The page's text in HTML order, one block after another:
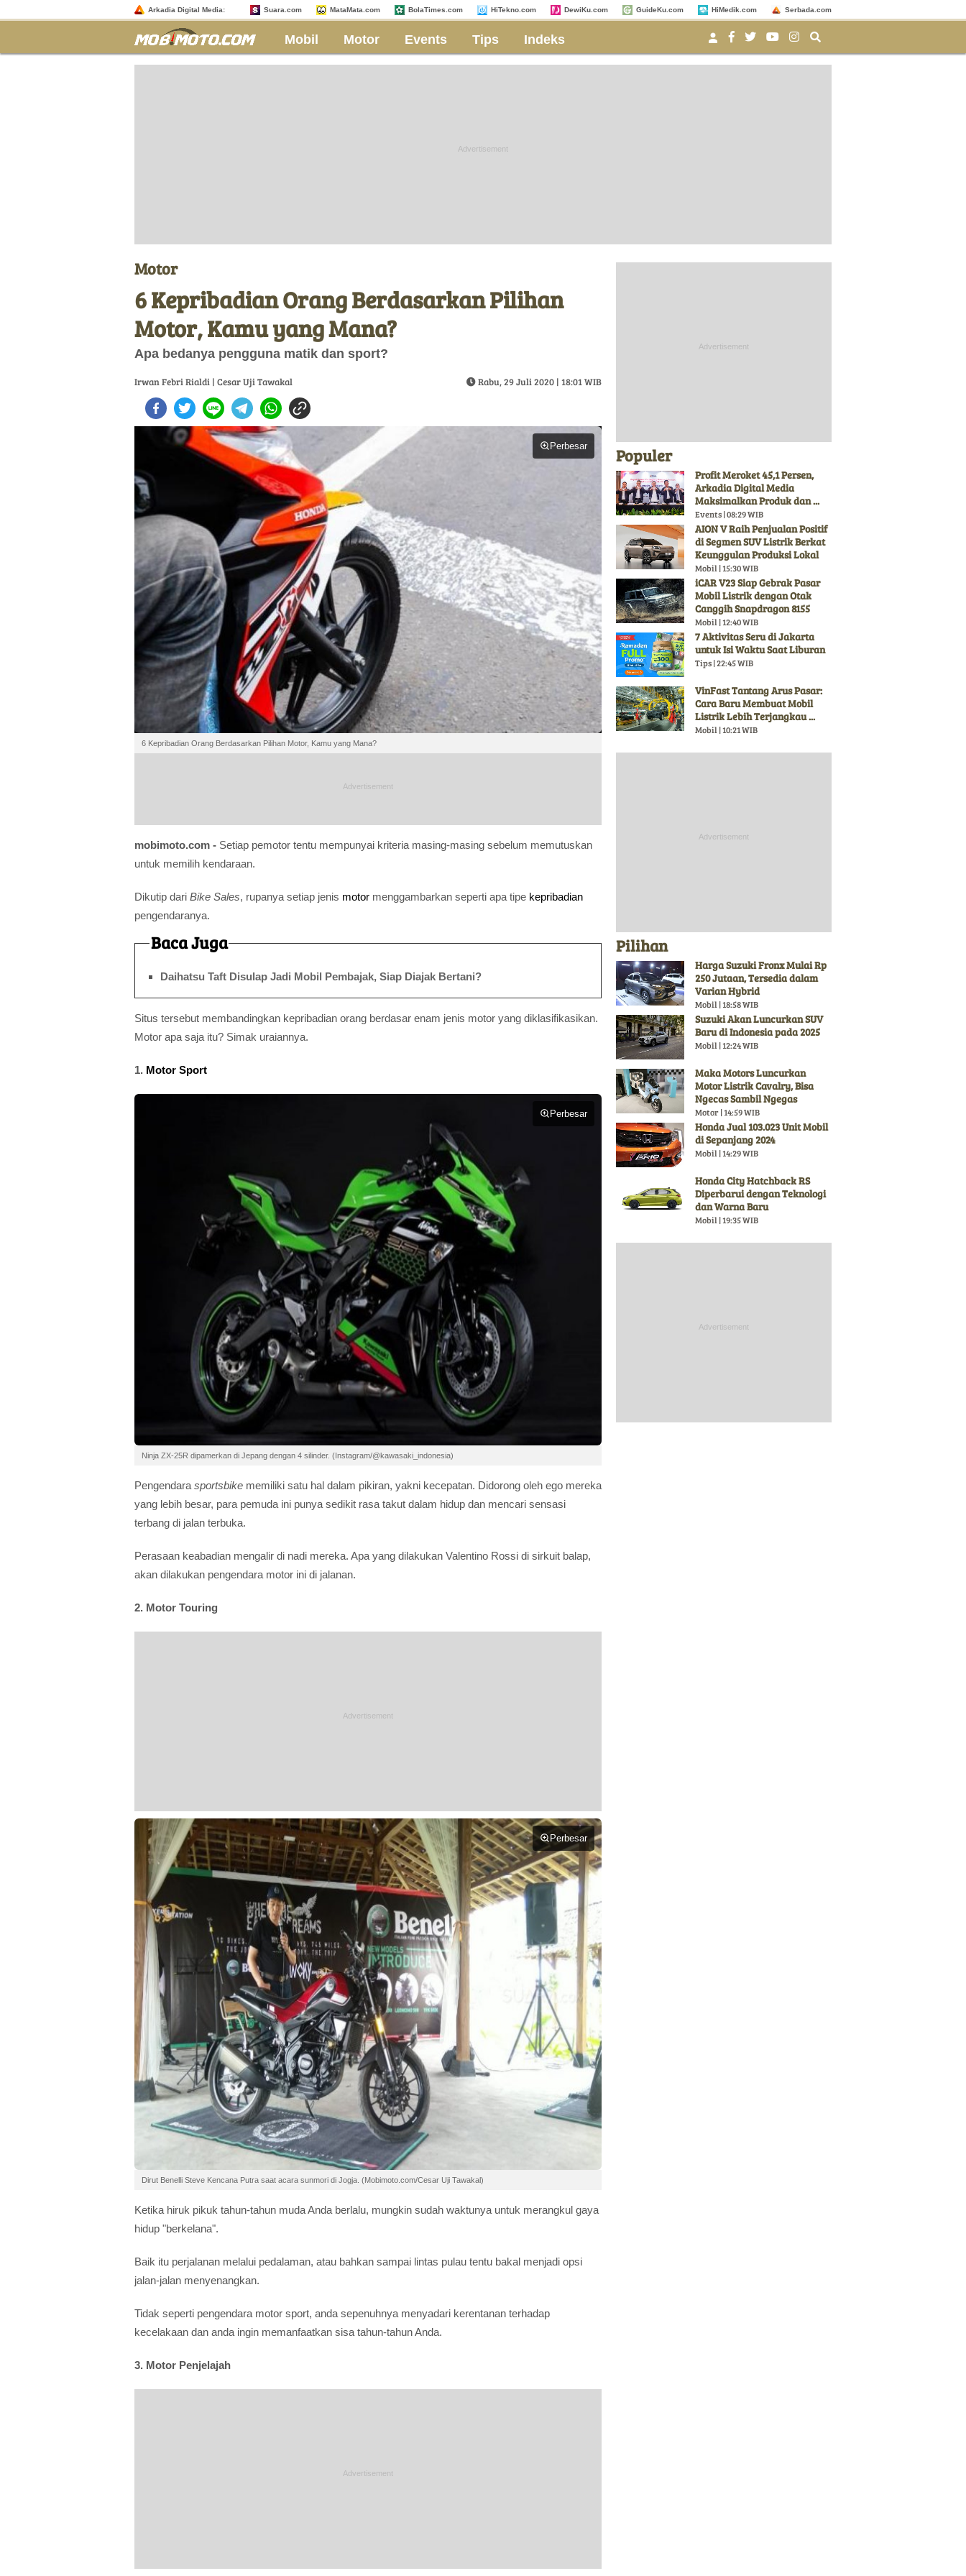
Arkadia Digital Media: Suara.com MataMata.com BolaTimes.com HiTekno.com DewiKu.com GuideKu.com HiMedik.com Serbada.com
Mobil Motor Events Tips Indeks
Motor
6 Kepribadian Orang Berdasarkan Pilihan
Motor, Kamu yang Mana?
Apa bedanya pengguna matik dan sport?
Irwan Febri Rialdi | Cesar Uji Tawakal Rabu, 29 Juli 2020 | 18:01 WIB
Perbesar
6 Kepribadian Orang Berdasarkan Pilihan Motor, Kamu yang Mana?
mobimoto.com - Setiap pemotor tentu mempunyai kriteria masing-masing sebelum memutuskan
untuk memilih kendaraan.
Dikutip dari Bike Sales, rupanya setiap jenis motor menggambarkan seperti apa tipe kepribadian
pengendaranya.
Baca Juga
Daihatsu Taft Disulap Jadi Mobil Pembajak, Siap Diajak Bertani?
Situs tersebut membandingkan kepribadian orang berdasar enam jenis motor yang diklasifikasikan.
Motor apa saja itu? Simak uraiannya.
1. Motor Sport
Perbesar
Ninja ZX-25R dipamerkan di Jepang dengan 4 silinder. (Instagram/@kawasaki_indonesia)
Pengendara sportsbike memiliki satu hal dalam pikiran, yakni kecepatan. Didorong oleh ego mereka
yang lebih besar, para pemuda ini punya sedikit rasa takut dalam hidup dan mencari sensasi
terbang di jalan terbuka.
Perasaan keabadian mengalir di nadi mereka. Apa yang dilakukan Valentino Rossi di sirkuit balap,
akan dilakukan pengendara motor ini di jalanan.
2. Motor Touring
Perbesar
Dirut Benelli Steve Kencana Putra saat acara sunmori di Jogja. (Mobimoto.com/Cesar Uji Tawakal)
Ketika hiruk pikuk tahun-tahun muda Anda berlalu, mungkin sudah waktunya untuk merangkul gaya
hidup "berkelana".
Baik itu perjalanan melalui pedalaman, atau bahkan sampai lintas pulau tentu bakal menjadi opsi
jalan-jalan menyenangkan.
Tidak seperti pengendara motor sport, anda sepenuhnya menyadari kerentanan terhadap
kecelakaan dan anda ingin memanfaatkan sisa tahun-tahun Anda.
3. Motor Penjelajah
Populer
Profit Meroket 45,1 Persen,
Arkadia Digital Media
Maksimalkan Produk dan ...
Events | 08:29 WIB
AION V Raih Penjualan Positif
di Segmen SUV Listrik Berkat
Keunggulan Produksi Lokal
Mobil | 15:30 WIB
iCAR V23 Siap Gebrak Pasar
Mobil Listrik dengan Otak
Canggih Snapdragon 8155
Mobil | 12:40 WIB
7 Aktivitas Seru di Jakarta
untuk Isi Waktu Saat Liburan
Tips | 22:45 WIB
VinFast Tantang Arus Pasar:
Cara Baru Membuat Mobil
Listrik Lebih Terjangkau ...
Mobil | 10:21 WIB
Pilihan
Harga Suzuki Fronx Mulai Rp
250 Jutaan, Tersedia dalam
Varian Hybrid
Mobil | 18:58 WIB
Suzuki Akan Luncurkan SUV
Baru di Indonesia pada 2025
Mobil | 12:24 WIB
Maka Motors Luncurkan
Motor Listrik Cavalry, Bisa
Ngecas Sambil Ngegas
Motor | 14:59 WIB
Honda Jual 103.023 Unit Mobil
di Sepanjang 2024
Mobil | 14:29 WIB
Honda City Hatchback RS
Diperbarui dengan Teknologi
dan Warna Baru
Mobil | 19:35 WIB